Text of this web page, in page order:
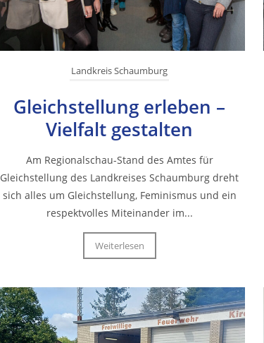
Landkreis Schaumburg
Gleichstellung erleben –
Vielfalt gestalten
Am Regionalschau-Stand des Amtes für
Gleichstellung des Landkreises Schaumburg dreht
sich alles um Gleichstellung, Feminismus und ein
respektvolles Miteinander im...
Weiterlesen